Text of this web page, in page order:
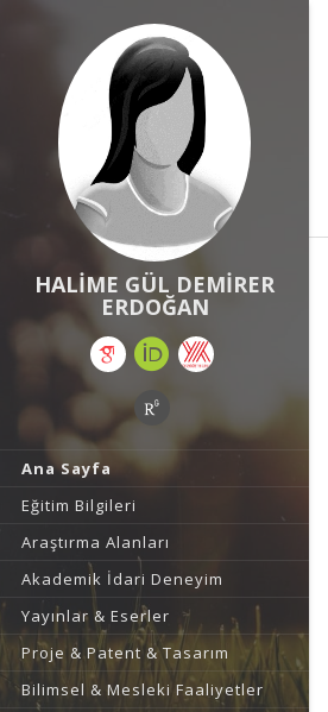
HALİME GÜL DEMİRER
ERDOĞAN
Ana Sayfa
Eğitim Bilgileri
Araştırma Alanları
Akademik İdari Deneyim
Yayınlar & Eserler
Proje & Patent & Tasarım
Bilimsel & Mesleki Faaliyetler